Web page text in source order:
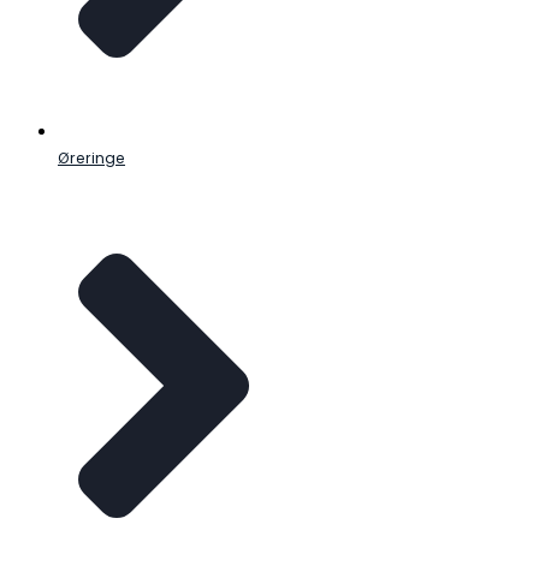
Øreringe